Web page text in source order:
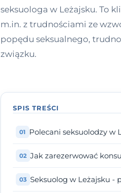
seksuologa w Leżajsku. To
m.in. z trudnościami ze
popędu seksualnego,
związku.
SPIS TREŚCI
Polecani seksuolodzy w
Jak zarezerwować
Seksuolog w Leżajsku -